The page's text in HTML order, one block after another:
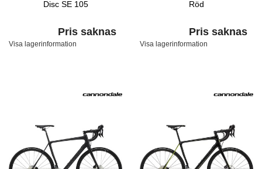
Disc SE 105
Pris saknas
Visa lagerinformation
Röd
Pris saknas
Visa lagerinformation